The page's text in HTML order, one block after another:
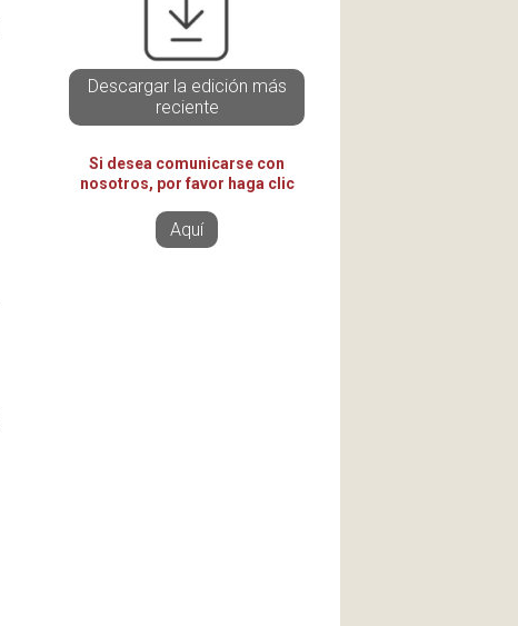
Descargar la edición más
reciente
Si desea comunicarse con
nosotros, por favor haga clic
Aquí